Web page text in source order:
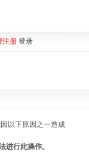
注册 登录
以下原因之一造成
进行此操作。